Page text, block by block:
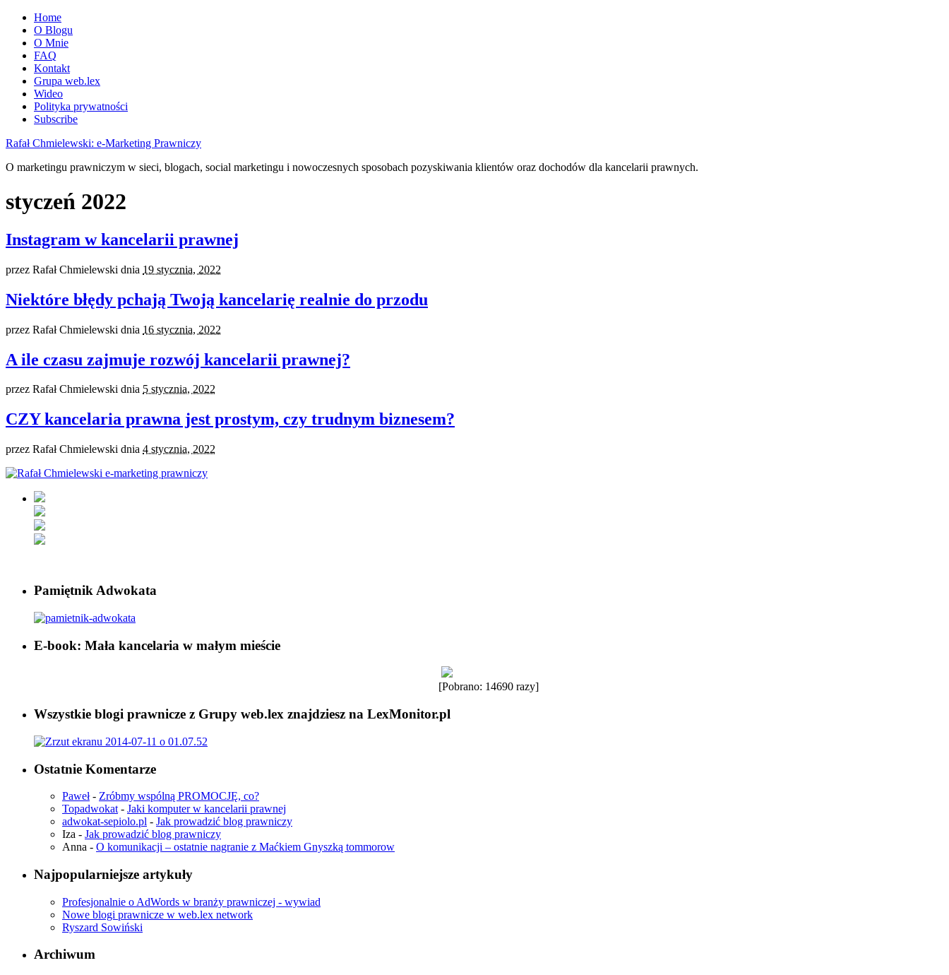
Home
O Blogu
O Mnie
FAQ
Kontakt
Grupa web.lex
Wideo
Polityka prywatności
Subscribe
Rafał Chmielewski: e-Marketing Prawniczy
O marketingu prawniczym w sieci, blogach, social marketingu i nowoczesnych sposobach pozyskiwania klientów oraz dochodów dla kancelarii prawnych.
styczeń 2022
Instagram w kancelarii prawnej
przez Rafał Chmielewski dnia 19 stycznia, 2022
Niektóre błędy pchają Twoją kancelarię realnie do przodu
przez Rafał Chmielewski dnia 16 stycznia, 2022
A ile czasu zajmuje rozwój kancelarii prawnej?
przez Rafał Chmielewski dnia 5 stycznia, 2022
CZY kancelaria prawna jest prostym, czy trudnym biznesem?
przez Rafał Chmielewski dnia 4 stycznia, 2022
Pamiętnik Adwokata
E-book: Mała kancelaria w małym mieście
[Pobrano: 14690 razy]
Wszystkie blogi prawnicze z Grupy web.lex znajdziesz na LexMonitor.pl
Ostatnie Komentarze
Paweł- Zróbmy wspólną PROMOCJĘ, co?
Topadwokat - Jaki komputer w kancelarii prawnej
adwokat-sepiolo.pl - Jak prowadzić blog prawniczy
Iza - Jak prowadzić blog prawniczy
Anna - O komunikacji – ostatnie nagranie z Maćkiem Gnyszką tommorow
Najpopularniejsze artykuły
Profesjonalnie o AdWords w branży prawniczej - wywiad
Nowe blogi prawnicze w web.lex network
Ryszard Sowiński
Archiwum